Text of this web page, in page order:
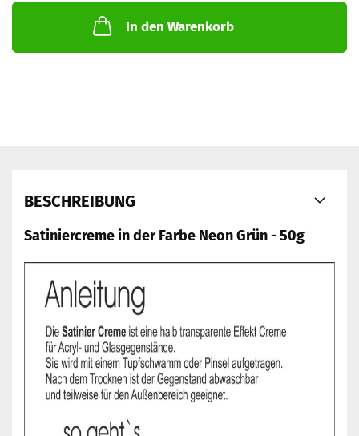
In den Warenkorb
BESCHREIBUNG
Satiniercreme in der Farbe Neon Grün - 50g